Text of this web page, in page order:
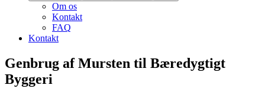
Om os
Kontakt
FAQ
Kontakt
Genbrug af Mursten til Bæredygtigt
Byggeri